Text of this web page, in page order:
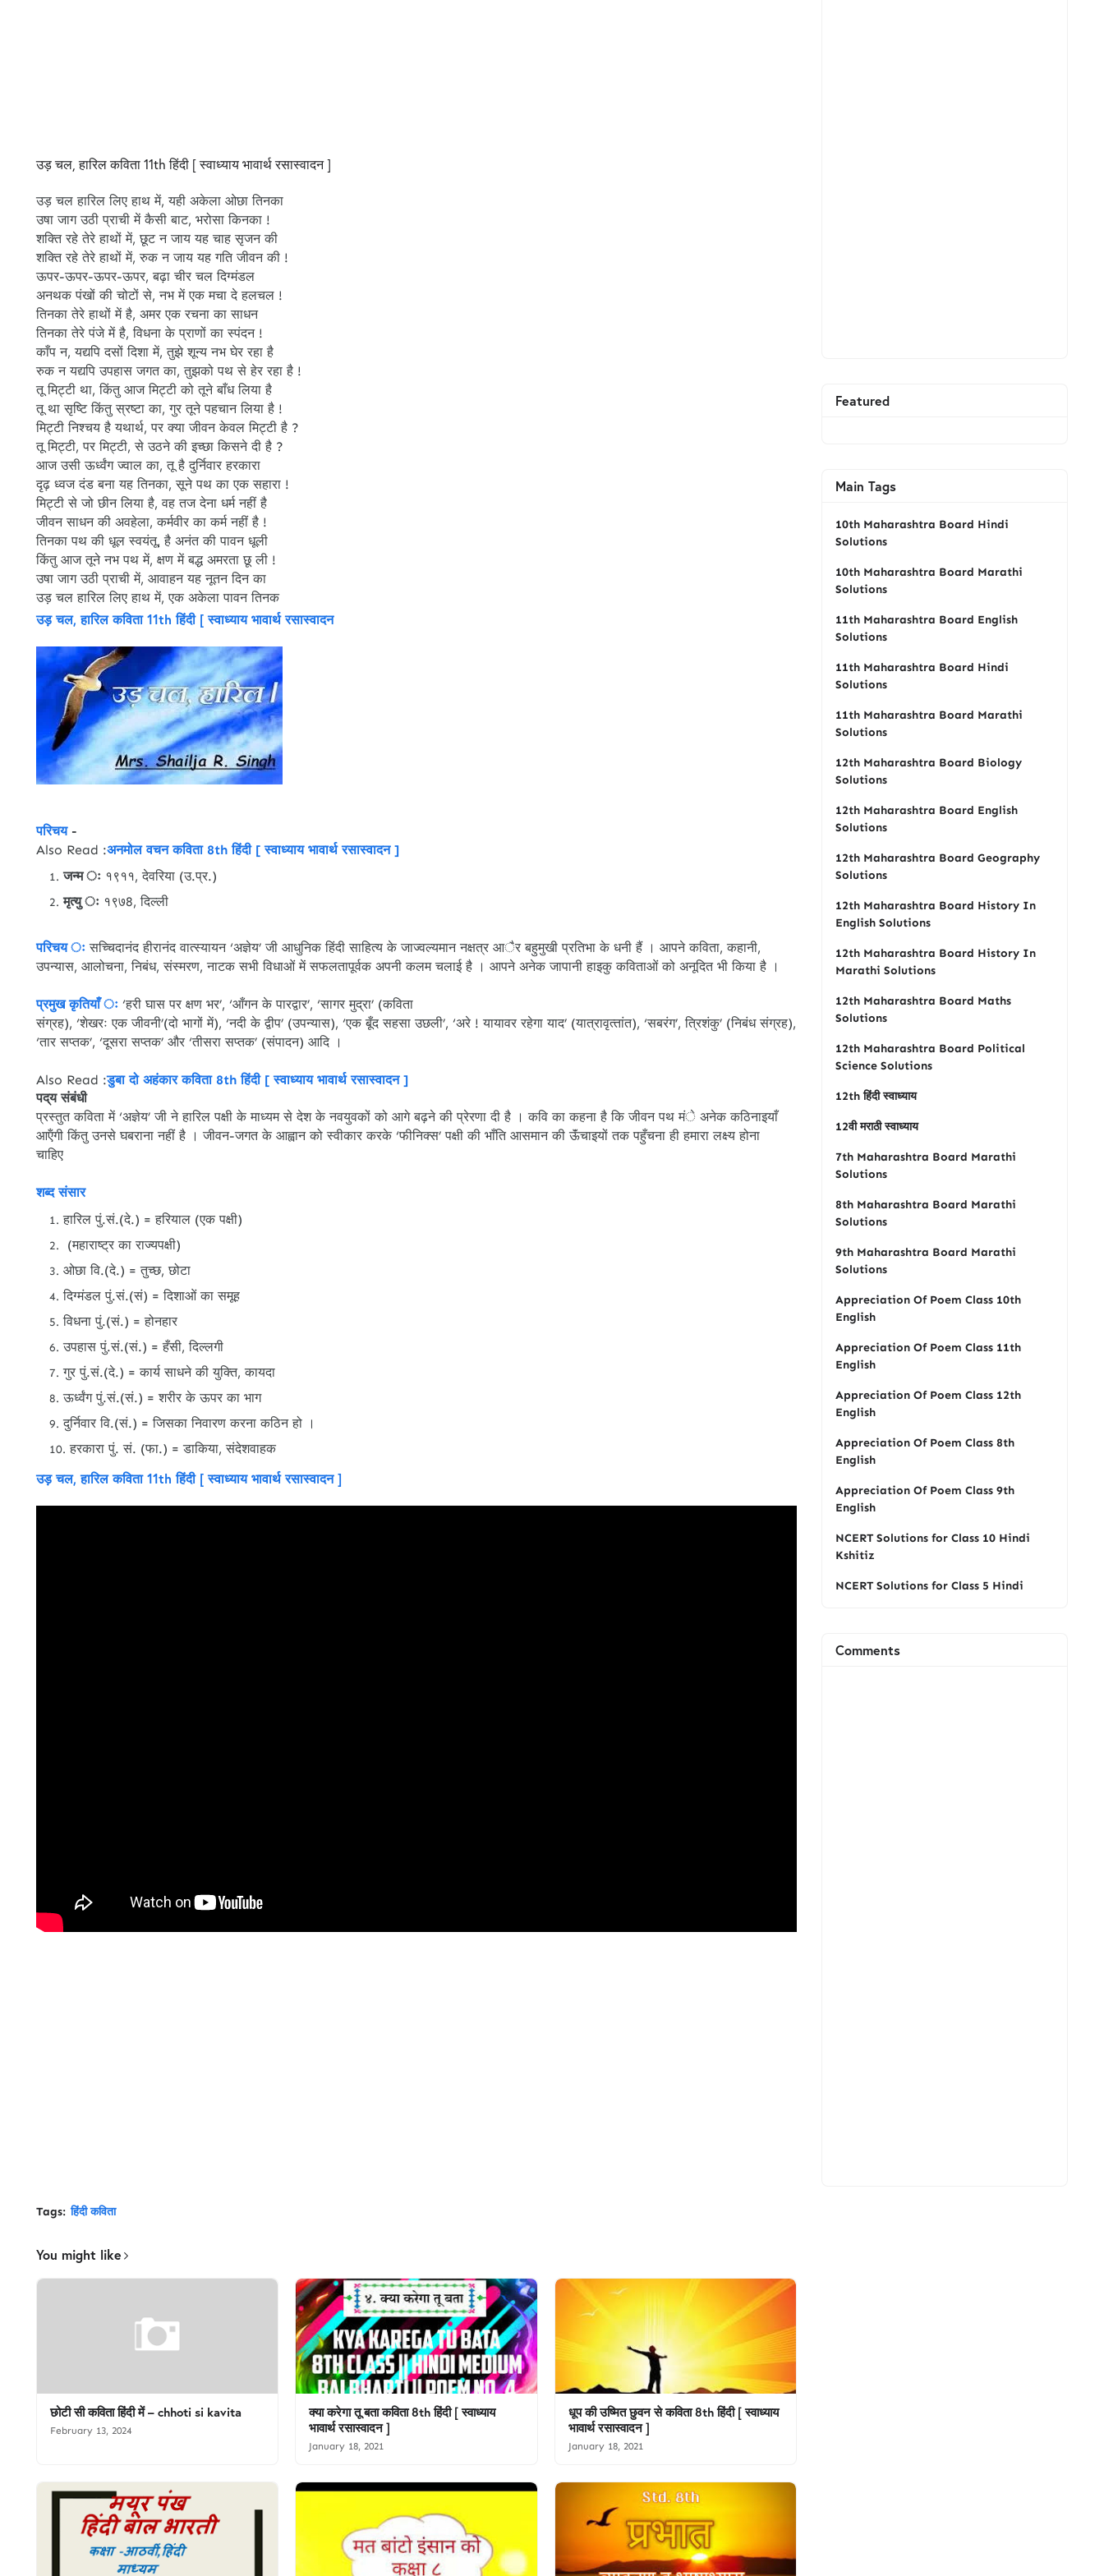
उड़ चल, हारिल कविता 11th हिंदी [ स्वाध्याय भावार्थ रसास्वादन ]
उड़ चल हारिल लिए हाथ में, यही अकेला ओछा तिनका
उषा जाग उठी प्राची में कैसी बाट, भरोसा किनका !
शक्‍ति रहे तेरे हाथों में, छूट न जाय यह चाह सृजन की
शक्‍ति रहे तेरे हाथों में, रुक न जाय यह गति जीवन की !
ऊपर-ऊपर-ऊपर-ऊपर, बढ़ा चीर चल दिग्मंडल
अनथक पंखों की चोटों से, नभ में एक मचा दे हलचल !
तिनका तेरे हाथों में है, अमर एक रचना का साधन
तिनका तेरे पंजे में है, विधना के प्राणों का स्‍पंदन !
काँप न, यद्यपि दसों दिशा में, तुझे शून्य नभ घेर रहा है
रुक न यद्यपि उपहास जगत का, तुझको पथ से हेर रहा है !
तू मिट्टी था, किंतु आज मिट्टी को तूने बाँध लिया है
तू था सृष्‍टि किंतु स्रष्‍टा का, गुर तूने पहचान लिया है !
मिट्टी निश्चय है यथार्थ, पर क्‍या जीवन केवल मिट्टी है ?
तू मिट्टी, पर मिट्टी, से उठने की इच्छा किसने दी है ?
आज उसी ऊर्ध्वंग ज्‍वाल का, तू है दुर्निवार हरकारा
दृढ़ ध्वज दंड बना यह तिनका, सूने पथ का एक सहारा !
मिट्टी से जो छीन लिया है, वह तज देना धर्म नहीं है
जीवन साधन की अवहेला, कर्मवीर का कर्म नहीं है !
तिनका पथ की धूल स्‍वयंतू, है अनंत की पावन धूली
किंतु आज तूने नभ पथ में, क्षण में बद्ध अमरता छू ली !
उषा जाग उठी प्राची में, आवाहन यह नूतन दिन का
उड़ चल हारिल लिए हाथ में, एक अकेला पावन तिनक
उड़ चल, हारिल कविता 11th हिंदी [ स्वाध्याय भावार्थ रसास्वादन
परिचय-
Also Read :अनमोल वचन कविता 8th हिंदी [ स्वाध्याय भावार्थ रसास्वादन ]
जन्म ः १९११, देवरिया (उ.प्र.)
मृत्यु ः १९७8, दिल्‍ली
परिचय ः सच्चिदानंद हीरानंद वात्‍स्‍यायन ‘अज्ञेय’ जी आधुनिक हिंदी साहित्‍य के जाज्‍वल्‍यमान नक्षत्र आैर बहुमुखी प्रतिभा के धनी हैं । आपने कविता, कहानी,
उपन्यास, आलोचना, निबंध, संस्‍मरण, नाटक सभी विधाओं में सफलतापूर्वक अपनी कलम चलाई है । आपने अनेक जापानी हाइकु कविताओं को अनूदित भी किया है ।
प्रमुख कृतियाँ ः ‘हरी घास पर क्षण भर’, ‘आँगन के पारद्वार’, ‘सागर मुद्रा’ (कविता
संग्रह), ‘शेखरः एक जीवनी’(दो भागों में), ‘नदी के द्वीप’ (उपन्यास), ‘एक बूँद सहसा उछली’, ‘अरे ! यायावर रहेगा याद’ (यात्रावृत्‍तांत), ‘सबरंग’, त्रिशंकु’ (निबंध संग्रह),
‘तार सप्तक’, ‘दूसरा सप्तक’ और ‘तीसरा सप्तक’ (संपादन) आदि ।
Also Read :डुबा दो अहंकार कविता 8th हिंदी [ स्वाध्याय भावार्थ रसास्वादन ]
पद्‌य संबंधी
प्रस्‍तुत कविता में ‘अज्ञेय’ जी ने हारिल पक्षी के माध्यम से देश के नवयुवकों को आगे बढ़ने की प्रेरणा दी है । कवि का कहना है कि जीवन पथ मंे अनेक कठिनाइयाँ
आऍंगी किंतु उनसे घबराना नहीं है । जीवन-जगत के आह्वान को स्‍वीकार करके ‘फीनिक्‍स’ पक्षी की भाँति आसमान की ऊॅंचाइयों तक पहुँचना ही हमारा लक्ष्य होना
चाहिए
शब्‍द संसार
हारिल पुं.सं.(दे.) = हरियाल (एक पक्षी)
(महाराष्‍ट्र का राज्‍यपक्षी)
ओछा वि.(दे.) = तुच्छ, छोटा
दिग्मंडल पुं.सं.(सं) = दिशाओं का समूह
विधना पुं.(सं.) = होनहार
उपहास पुं.सं.(सं.) = हँसी, दिल्‍लगी
गुर पुं.सं.(दे.) = कार्य साधने की युक्‍ति, कायदा
ऊर्ध्वंग पुं.सं.(सं.) = शरीर के ऊपर का भाग
दुर्निवार वि.(सं.) = जिसका निवारण करना कठिन हो ।
हरकारा पुं. सं. (फा.) = डाकिया, संदेशवाहक
उड़ चल, हारिल कविता 11th हिंदी [ स्वाध्याय भावार्थ रसास्वादन ]
Tags: हिंदी कविता
You might like
छोटी सी कविता हिंदी में – chhoti si kavita
February 13, 2024
क्‍या करेगा तू बता कविता 8th हिंदी [ स्वाध्याय
भावार्थ रसास्वादन ]
January 18, 2021
धूप की उष्‍मित छुवन से कविता 8th हिंदी [ स्वाध्याय
भावार्थ रसास्वादन ]
January 18, 2021
Featured
Main Tags
10th Maharashtra Board Hindi
Solutions
10th Maharashtra Board Marathi
Solutions
11th Maharashtra Board English
Solutions
11th Maharashtra Board Hindi
Solutions
11th Maharashtra Board Marathi
Solutions
12th Maharashtra Board Biology
Solutions
12th Maharashtra Board English
Solutions
12th Maharashtra Board Geography
Solutions
12th Maharashtra Board History In
English Solutions
12th Maharashtra Board History In
Marathi Solutions
12th Maharashtra Board Maths
Solutions
12th Maharashtra Board Political
Science Solutions
12th हिंदी स्वाध्याय
12वी मराठी स्वाध्याय
7th Maharashtra Board Marathi
Solutions
8th Maharashtra Board Marathi
Solutions
9th Maharashtra Board Marathi
Solutions
Appreciation Of Poem Class 10th
English
Appreciation Of Poem Class 11th
English
Appreciation Of Poem Class 12th
English
Appreciation Of Poem Class 8th
English
Appreciation Of Poem Class 9th
English
NCERT Solutions for Class 10 Hindi
Kshitiz
NCERT Solutions for Class 5 Hindi
Comments